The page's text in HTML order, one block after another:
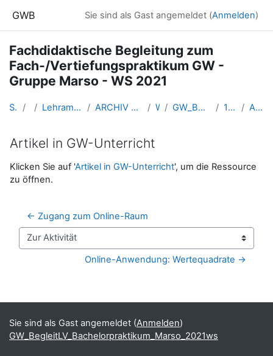
GWB Sie sind als Gast angemeldet (Anmelden)
Fachdidaktische Begleitung zum
Fach-/Vertiefungspraktikum GW -
Gruppe Marso - WS 2021
Startseite Kurse Lehramtsausbildung GW im Cluster Österreich Mitte ARCHIV - Lehrveranstaltungen am Standort Linz - seit 2016 WS 2021/22 GW_BegleitLV_Bachelorpraktikum_Marso_2021ws 10 - Fr. 10. Dez. 2021 Artikel in GW-Unterricht
Artikel in GW-Unterricht
Abschlussbedingungen
Klicken Sie auf 'Artikel in GW-Unterricht', um die Ressource
zu öffnen.
← Zugang zum Online-Raum
Zur Aktivität
Online-Anwendung: Wertequadrate →
Ergänzungsblöcke
Sie sind als Gast angemeldet (Anmelden)
GW_BegleitLV_Bachelorpraktikum_Marso_2021ws